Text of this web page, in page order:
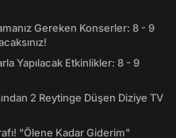
Gereken Konserler: 8 - 9
Yapılacak Etkinlikler: 8 - 9
2 Reytinge Düşen Diziye TV
"Ölene Kadar Giderim"